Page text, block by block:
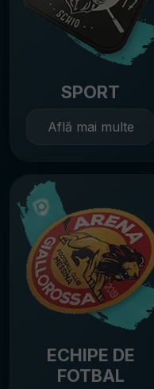
SPORT
Află mai multe
ECHIPE DE
FOTBAL